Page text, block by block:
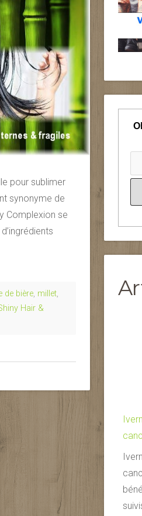
pour sublimer
synonyme de
Complexion se
de bière, millet,
Hair &